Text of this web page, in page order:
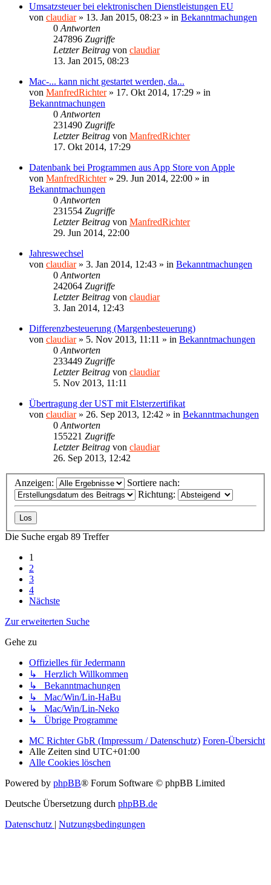
Umsatzsteuer bei elektronischen Dienstleistungen EU
von claudiar» 13. Jan 2015, 08:23 » in Bekanntmachungen
0 Antworten
247896 Zugriffe
Letzter Beitrag von claudiar
13. Jan 2015, 08:23
Mac-... kann nicht gestartet werden, da...
von ManfredRichter» 17. Okt 2014, 17:29 » in
Bekanntmachungen
0 Antworten
231490 Zugriffe
Letzter Beitrag von ManfredRichter
17. Okt 2014, 17:29
Datenbank bei Programmen aus App Store von Apple
von ManfredRichter» 29. Jun 2014, 22:00 » in
Bekanntmachungen
0 Antworten
231554 Zugriffe
Letzter Beitrag von ManfredRichter
29. Jun 2014, 22:00
Jahreswechsel
von claudiar» 3. Jan 2014, 12:43 » in Bekanntmachungen
0 Antworten
242064 Zugriffe
Letzter Beitrag von claudiar
3. Jan 2014, 12:43
Differenzbesteuerung (Margenbesteuerung)
von claudiar» 5. Nov 2013, 11:11 » in Bekanntmachungen
0 Antworten
233449 Zugriffe
Letzter Beitrag von claudiar
5. Nov 2013, 11:11
Übertragung der UST mit Elsterzertifikat
von claudiar» 26. Sep 2013, 12:42 » in Bekanntmachungen
0 Antworten
155221 Zugriffe
Letzter Beitrag von claudiar
26. Sep 2013, 12:42
Anzeigen:
Sortiere nach:
Richtung:
Die Suche ergab 89 Treffer
1
2
3
4
Nächste
Zur erweiterten Suche
Gehe zu
Offizielles für Jedermann
↳ Herzlich Willkommen
↳ Bekanntmachungen
↳ Mac/Win/Lin-HaBu
↳ Mac/Win/Lin-Neko
↳ Übrige Programme
MC Richter GbR (Impressum / Datenschutz) Foren-Übersicht
Alle Zeiten sind UTC+01:00
Alle Cookies löschen
Powered by phpBB® Forum Software © phpBB Limited
Deutsche Übersetzung durch phpBB.de
Datenschutz
Nutzungsbedingungen